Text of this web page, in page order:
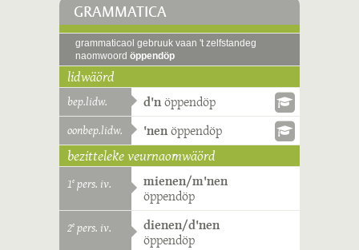
GRAMMATICA
grammaticaol gebruuk vaan 't zelfstandeg
naomwoord öppendöp
lidwäörd
bep.lidw. d'nöppendöp
oonbep.lidw. 'nenöppendöp
bezitteleke veurnaomwäörd
1e pers. iv.
mienen/m'nen
öppendöp
2e pers. iv.
dienen/d'nen
öppendöp